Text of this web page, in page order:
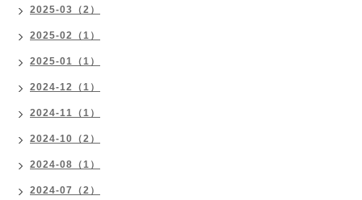
2025-03（2）
2025-02（1）
2025-01（1）
2024-12（1）
2024-11（1）
2024-10（2）
2024-08（1）
2024-07（2）